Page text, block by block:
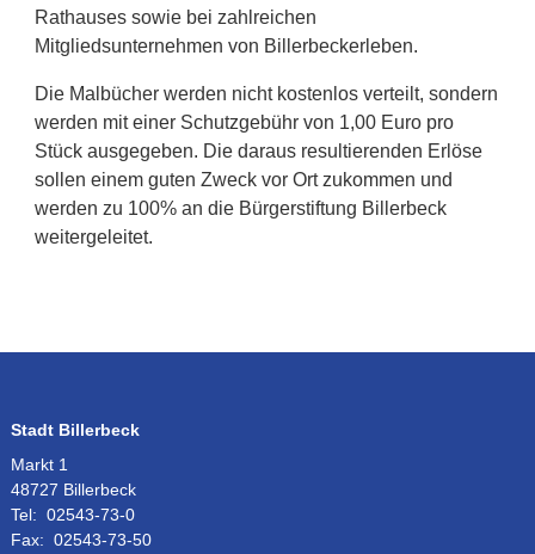
Rathauses sowie bei zahlreichen
Mitgliedsunternehmen von Billerbeckerleben.
Die Malbücher werden nicht kostenlos verteilt, sondern
werden mit einer Schutzgebühr von 1,00 Euro pro
Stück ausgegeben. Die daraus resultierenden Erlöse
sollen einem guten Zweck vor Ort zukommen und
werden zu 100% an die Bürgerstiftung Billerbeck
weitergeleitet.
Stadt Billerbeck
Markt 1
48727 Billerbeck
Tel: 02543-73-0
Fax: 02543-73-50